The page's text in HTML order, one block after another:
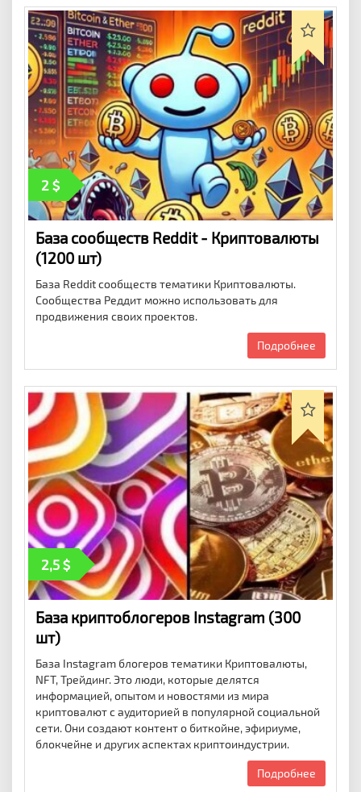
2
База сообществ Reddit - Криптовалюты
(1200 шт)
База Reddit сообществ тематики Криптовалюты.
Сообщества Реддит можно использовать для
продвижения своих проектов.
Подробнее
2,5
База криптоблогеров Instagram (300
шт)
База Instagram блогеров тематики Криптовалюты,
NFT, Трейдинг. Это люди, которые делятся
информацией, опытом и новостями из мира
криптовалют с аудиторией в популярной социальной
сети. Они создают контент о биткойне, эфириуме,
блокчейне и других аспектах криптоиндустрии.
Подробнее